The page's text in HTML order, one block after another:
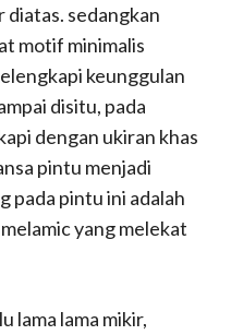
diatas. sedangkan
motif minimalis
keunggulan
disitu, pada
dengan ukiran khas
pintu menjadi
pada pintu ini adalah
yang melekat
lama lama mikir,